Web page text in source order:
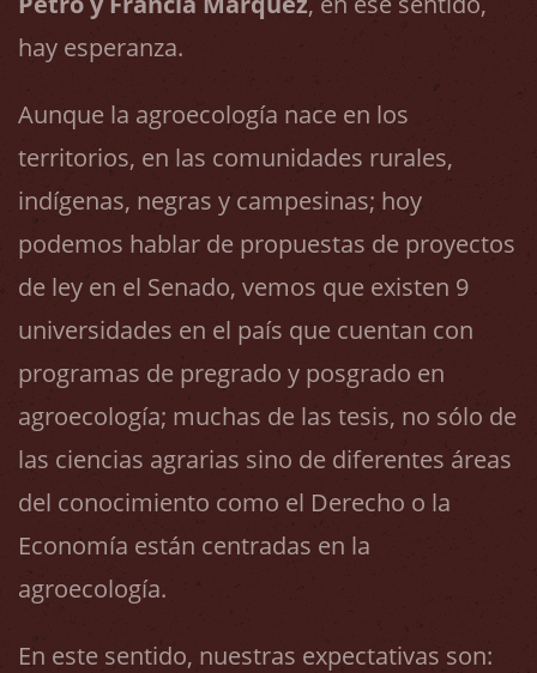
hay esperanza.
Aunque la agroecología nace en los
territorios, en las comunidades rurales,
indígenas, negras y campesinas; hoy
podemos hablar de propuestas de proyectos
de ley en el Senado, vemos que existen 9
universidades en el país que cuentan con
programas de pregrado y posgrado en
agroecología; muchas de las tesis, no sólo de
las ciencias agrarias sino de diferentes áreas
del conocimiento como el Derecho o la
Economía están centradas en la
agroecología.
En este sentido, nuestras expectativas son: